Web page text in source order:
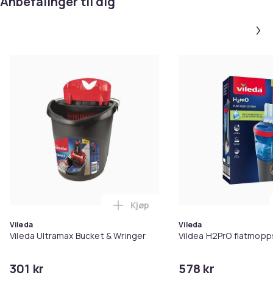
Vileda
Vileda Ultramax Bucket & Wringer
301 kr
Legg Vileda Ultramax Bucket &
Kjøp
Vileda
Vildea H2PrO
578 kr